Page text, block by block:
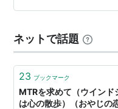
ネットで話題
23 ブックマーク
MTRを求めて（ウインド
は心の散歩）（おやじの